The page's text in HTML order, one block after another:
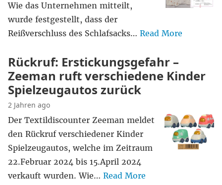
Wie das Unternehmen mitteilt,
wurde festgestellt, dass der
Reißverschluss des Schlafsacks… Read More
Rückruf: Erstickungsgefahr –
Zeeman ruft verschiedene Kinder
Spielzeugautos zurück
2 Jahren ago
Der Textildiscounter Zeeman meldet
den Rückruf verschiedener Kinder
Spielzeugautos, welche im Zeitraum
22.Februar 2024 bis 15.April 2024
verkauft wurden. Wie… Read More